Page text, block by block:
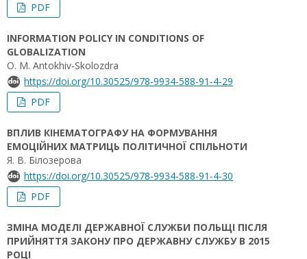
PDF
INFORMATION POLICY IN CONDITIONS OF
GLOBALIZATION
O. M. Antokhiv-Skolozdra
https://doi.org/10.30525/978-9934-588-91-4-29
PDF
ВПЛИВ КІНЕМАТОГРАФУ НА ФОРМУВАННЯ
ЕМОЦІЙНИХ МАТРИЦЬ ПОЛІТИЧНОЇ СПІЛЬНОТИ
Я. В. Білозерова
https://doi.org/10.30525/978-9934-588-91-4-30
PDF
ЗМІНА МОДЕЛІ ДЕРЖАВНОЇ СЛУЖБИ ПОЛЬЩІ ПІСЛЯ
ПРИЙНЯТТЯ ЗАКОНУ ПРО ДЕРЖАВНУ СЛУЖБУ В 2015
РОЦІ